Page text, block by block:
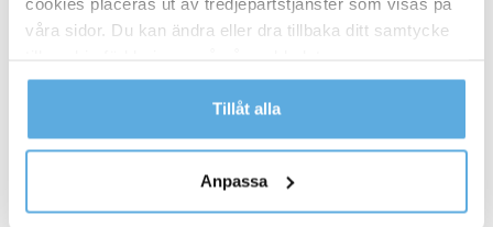
våra sidor. Du kan ändra eller dra tillbaka ditt samtycke
Läs mer i vår integritetspolicy om vilka vi är, hur du
kontaktar oss och på vilket sätt vi behandlar
Tillåt alla
Anpassa
Om oss
Varför välja oss?
Varumärken